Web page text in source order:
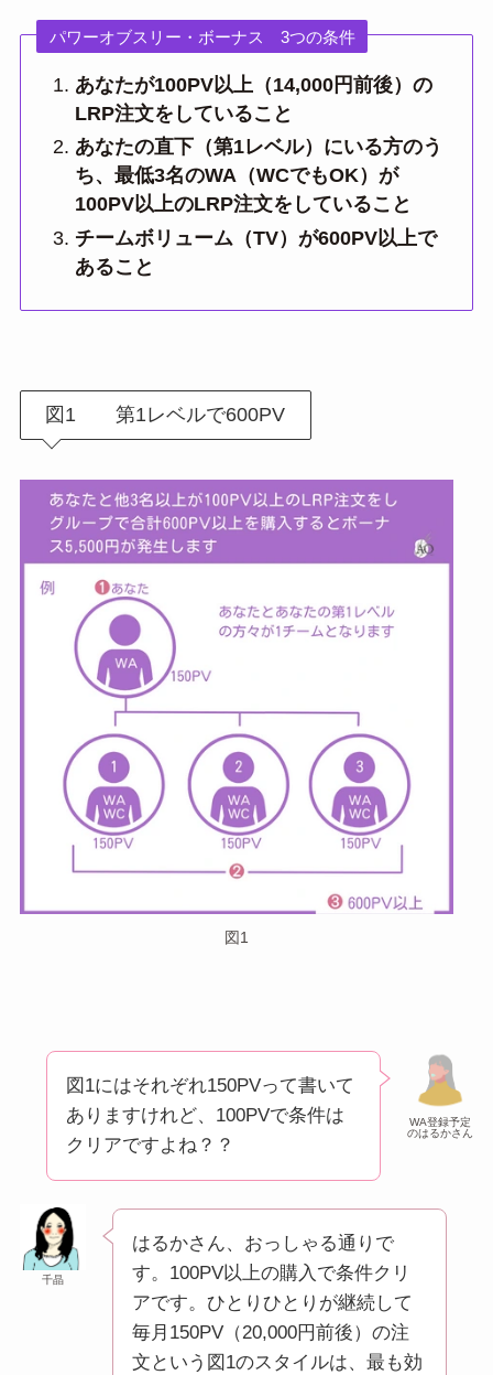
パワーオブスリー・ボーナス 3つの条件
あなたが100PV以上（14,000円前後）の
LRP注文をしていること
あなたの直下（第1レベル）にいる方のう
ち、最低3名のWA（WCでもOK）が
100PV以上のLRP注文をしていること
チームボリューム（TV）が600PV以上で
あること
図1 第1レベルで600PV
図1
WA登録予定
のはるかさん
図1にはそれぞれ150PVって書いて
ありますけれど、100PVで条件は
クリアですよね？？
千晶
はるかさん、おっしゃる通りで
す。100PV以上の購入で条件クリ
アです。 ひとりひとりが継続して
毎月150PV（20,000円前後）の注
文という図1のスタイルは、最も効